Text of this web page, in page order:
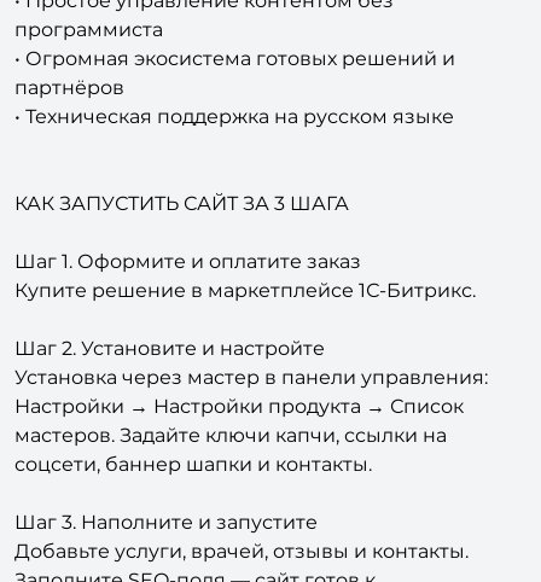
• Огромная экосистема готовых решений и
партнёров
• Техническая поддержка на русском языке
Купите решение в маркетплейсе 1С-Битрикс.
Шаг 2. Установите и настройте
Установка через мастер в панели управления:
Настройки → Настройки продукта → Список
мастеров. Задайте ключи капчи, ссылки на
соцсети, баннер шапки и контакты.
Шаг 3. Наполните и запустите
Добавьте услуги, врачей, отзывы и контакты.
Заполните SEO-поля — сайт готов к
продвижению.